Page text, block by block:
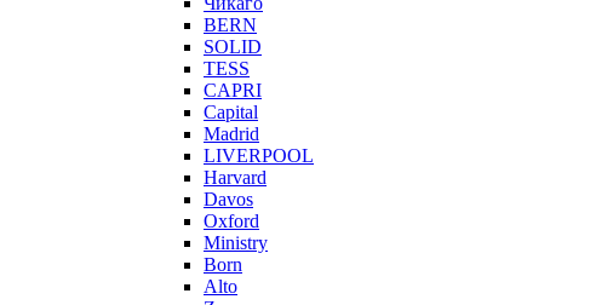
BERN
SOLID
TESS
CAPRI
Capital
Madrid
LIVERPOOL
Harvard
Davos
Oxford
Ministry
Born
Alto